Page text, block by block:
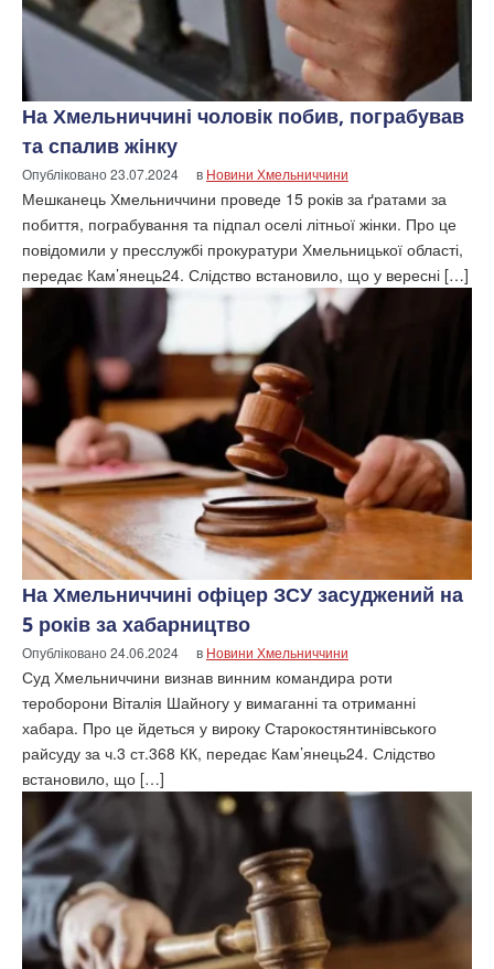
На Хмельниччині чоловік побив, пограбував
та спалив жінку
Опубліковано23.07.2024 в Новини Хмельниччини
Мешканець Хмельниччини проведе 15 років за ґратами за
побиття, пограбування та підпал оселі літньої жінки. Про це
повідомили у пресслужбі прокуратури Хмельницької області,
передає Кам’янець24. Слідство встановило, що у вересні […]
На Хмельниччині офіцер ЗСУ засуджений на
5 років за хабарництво
Опубліковано24.06.2024 в Новини Хмельниччини
Суд Хмельниччини визнав винним командира роти
тероборони Віталія Шайногу у вимаганні та отриманні
хабара. Про це йдеться у вироку Старокостянтинівського
райсуду за ч.3 ст.368 КК, передає Кам’янець24. Слідство
встановило, що […]